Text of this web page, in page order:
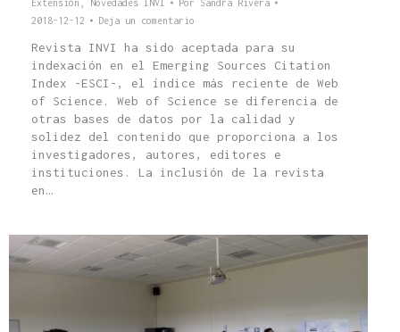
Extensión Novedades INVI Por Sandra Rivera
2018-12-12
Deja un comentario
Revista INVI ha sido aceptada para su
indexación en el Emerging Sources Citation
Index -ESCI-, el índice más reciente de Web
of Science. Web of Science se diferencia de
otras bases de datos por la calidad y
solidez del contenido que proporciona a los
investigadores, autores, editores e
instituciones. La inclusión de la revista
en…